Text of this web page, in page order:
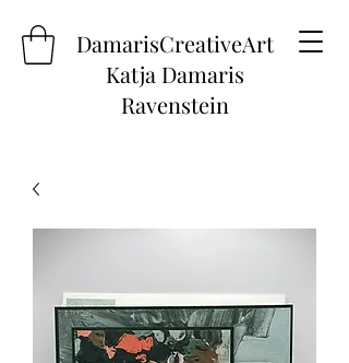
DamarisCreativeArt
Katja Damaris
Ravenstein